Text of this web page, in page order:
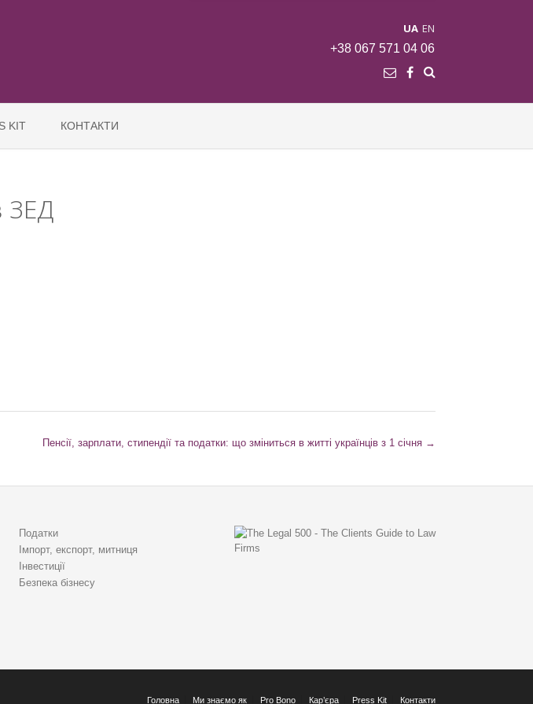
UA EN
+38 067 571 04 06
KIT КОНТАКТИ
ЗЕД
Пенсії, зарплати, стипендії та податки: що зміниться в житті українців з 1 січня →
Податки
Імпорт, експорт, митниця
Інвестиції
Безпека бізнесу
Головна Ми знаємо як Pro Bono Кар’єра Press Kit Контакти